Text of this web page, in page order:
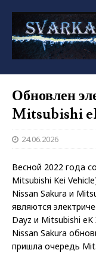
Обновлен
Mitsubishi
24.06.2026
Весной 2022 года
Mitsubishi Kei
Nissan Sakura и
являются
Dayz и Mitsubishi
Nissan Sakura
пришла очередь